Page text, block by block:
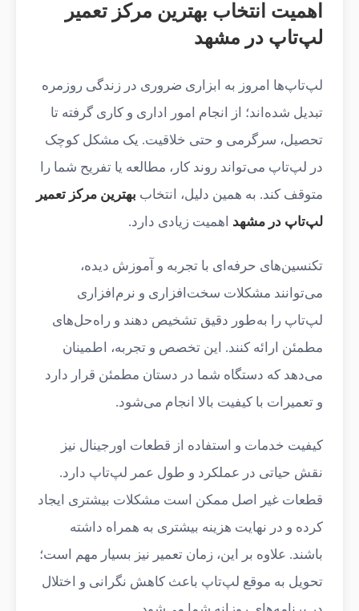
اهمیت انتخاب بهترین مرکز تعمیر
لپ‌تاپ در مشهد
لپ‌تاپ‌ها امروز به ابزاری ضروری در زندگی روزمره
تبدیل شده‌اند؛ از انجام امور اداری و کاری گرفته تا
تحصیل، سرگرمی و حتی خلاقیت. یک مشکل کوچک
در لپ‌تاپ می‌تواند روند کار، مطالعه یا تفریح شما را
متوقف کند. به همین دلیل، انتخاب بهترین مرکز تعمیر
لپ‌تاپ در مشهد اهمیت زیادی دارد.
تکنسین‌های حرفه‌ای با تجربه و آموزش دیده،
می‌توانند مشکلات سخت‌افزاری و نرم‌افزاری
لپ‌تاپ را به‌طور دقیق تشخیص دهند و راه‌حل‌های
مطمئن ارائه کنند. این تخصص و تجربه، اطمینان
می‌دهد که دستگاه شما در دستان مطمئن قرار دارد
و تعمیرات با کیفیت بالا انجام می‌شود.
کیفیت خدمات و استفاده از قطعات اورجینال نیز
نقش حیاتی در عملکرد و طول عمر لپ‌تاپ دارد.
قطعات غیر اصل ممکن است مشکلات بیشتری ایجاد
کرده و در نهایت هزینه بیشتری به همراه داشته
باشند. علاوه بر این، زمان تعمیر نیز بسیار مهم است؛
تحویل به موقع لپ‌تاپ باعث کاهش نگرانی و اختلال